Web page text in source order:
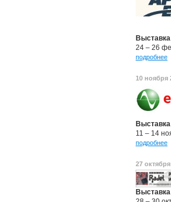
24 – 26
подробнее
10 ноября
11 – 14
подробнее
27